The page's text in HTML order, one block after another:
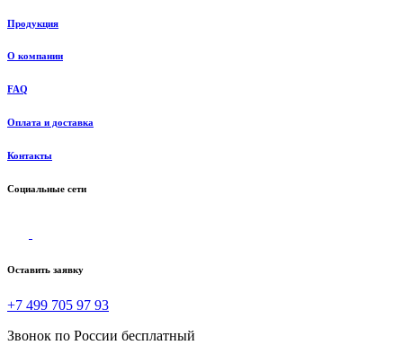
Продукция
О компании
FAQ
Оплата и доставка
Контакты
Социальные сети
Оставить заявку
+7 499 705 97 93
Звонок по России бесплатный